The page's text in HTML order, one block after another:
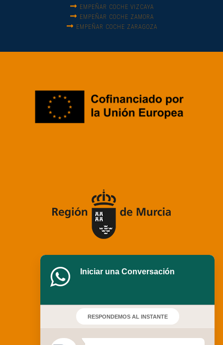
EMPEÑAR COCHE VIZCAYA
EMPEÑAR COCHE ZAMORA
EMPEÑAR COCHE ZARAGOZA
Iniciar una Conversación
RESPONDEMOS AL INSTANTE